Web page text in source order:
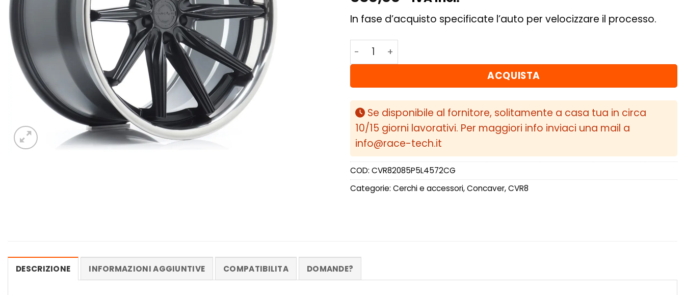
In fase d’acquisto specificate l’auto per velocizzare il processo.
Concaver CVR8 20x8,5 ET45 5x112 Carbon Graphite quantità
ACQUISTA
Se disponibile al fornitore, solitamente a casa tua in circa
10/15 giorni lavorativi. Per maggiori info inviaci una mail a
info@race-tech.it
COD: CVR82085P5L4572CG
Categorie: Cerchi e accessori,Concaver,CVR8
DESCRIZIONE INFORMAZIONI AGGIUNTIVE COMPATIBILITA DOMANDE?